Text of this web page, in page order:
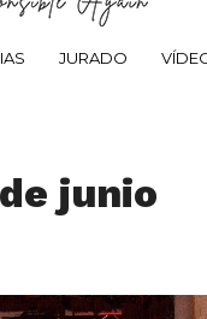
JURADO
junio